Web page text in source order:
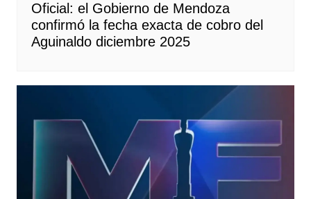
Oficial: el Gobierno de Mendoza
confirmó la fecha exacta de cobro del
Aguinaldo diciembre 2025